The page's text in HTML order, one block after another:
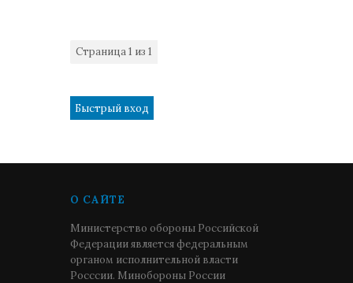
Страница1 из 1
О САЙТЕ
Министерство обороны Российской
Федерации является федеральным
органом исполнительной власти
Росссии. Минобороны России